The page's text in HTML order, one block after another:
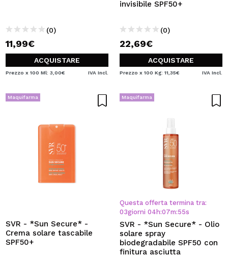
(0)
11,99€
ACQUISTARE
Prezzo x 100 Ml: 3,00€ IVA Incl.
invisibile SPF50+
(0)
22,69€
ACQUISTARE
Prezzo x 100 Kg: 11,35€ IVA Incl.
Maquifarma
SVR - *Sun Secure* -
Crema solare tascabile
SPF50+
Maquifarma
Questa offerta termina tra:
03giorni 04 h:07m:55s
SVR - *Sun Secure* - Olio
solare spray
biodegradabile SPF50 con
finitura asciutta